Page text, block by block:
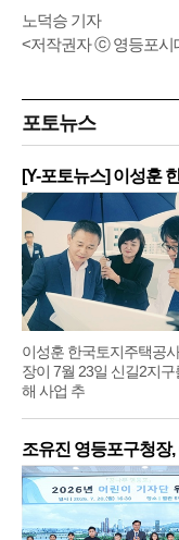
노덕승 기자
<저작권자 ⓒ 영등포시
포토뉴스
[Y-포토뉴스] 이성훈
주
이성훈 한국토지주택공
장이 7월 23일 신길2지구
해 사업 추
조유진 영등포구청장,
기